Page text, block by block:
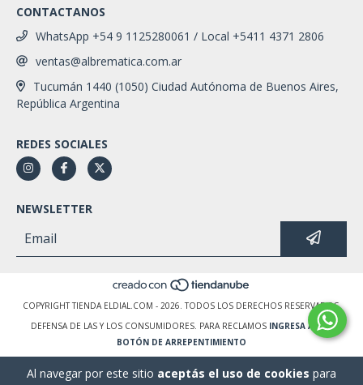
Al navegar por este sitio aceptás el uso de cookies para
CONTACTANOS
WhatsApp +54 9 1125280061 / Local +5411 4371 2806
ventas@albrematica.com.ar
Tucumán 1440 (1050) Ciudad Autónoma de Buenos Aires,
República Argentina
REDES SOCIALES
NEWSLETTER
COPYRIGHT TIENDA ELDIAL.COM - 2026. TODOS LOS DERECHOS RESERVADOS.
DEFENSA DE LAS Y LOS CONSUMIDORES. PARA RECLAMOS INGRESA AQUÍ.
BOTÓN DE ARREPENTIMIENTO